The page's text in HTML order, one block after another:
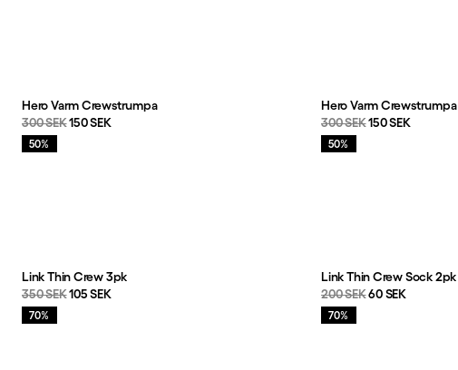
Hero Varm Crewstrumpa
Originalpris:
300 SEKReapris:
150 SEK
Rea:
50%
Hero Varm Crewstrumpa
Originalpris:
300 SEKReapris:
150 SEK
Rea:
50%
Link Thin Crew 3pk
Originalpris:
350 SEKReapris:
105 SEK
Rea:
70%
Link Thin Crew Sock 2pk
Originalpris:
200 SEKReapris
60 SEK
Rea:
70%